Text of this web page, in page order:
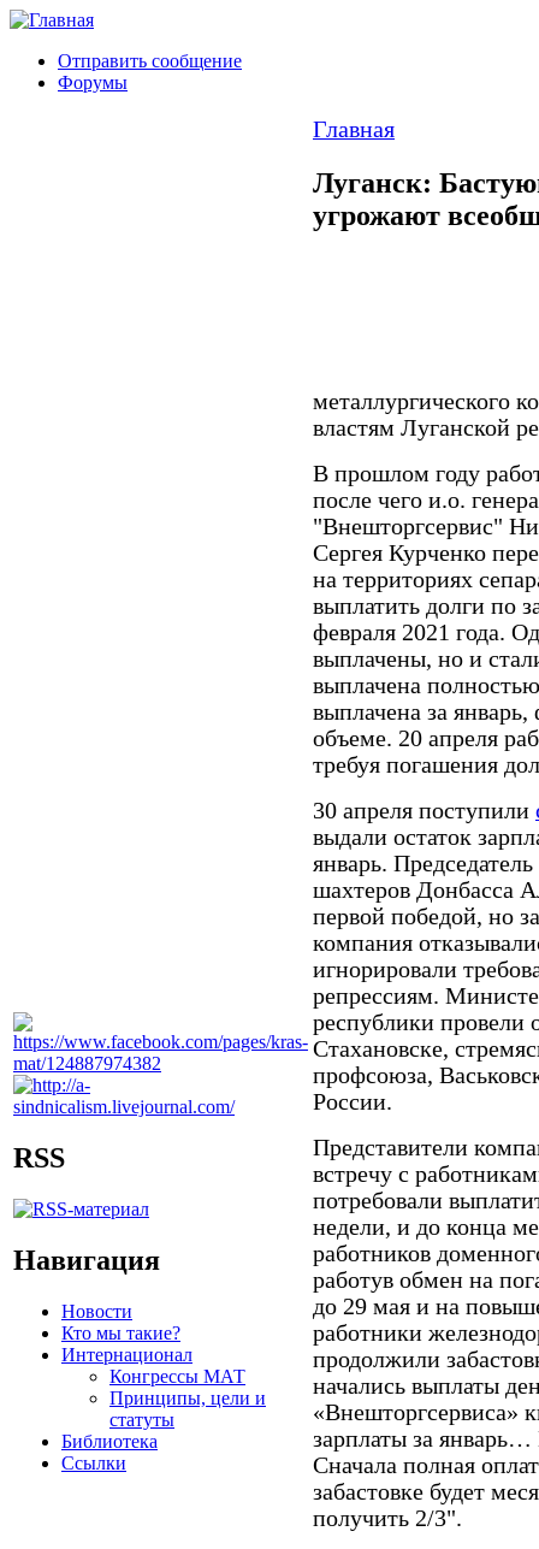
Отправить сообщение
Форумы
RSS
Навигация
Новости
Кто мы такие?
Интернационал
Конгрессы МАТ
Принципы, цели и
статуты
Библиотека
Ссылки
Главная
Луганск:
угрожают
металлургического
властям Луганской
В прошлом году
после чего и.о.
"Внешторгсервис"
Сергея Курченко
на территориях
выплатить долги по
февраля 2021 года.
выплачены, но и
выплачена
выплачена за
объеме. 20 апреля
требуя погашения
30 апреля поступили
выдали остаток
январь.
шахтеров Донбасса
первой победой, но
компания
игнорировали
репрессиям.
республики провели
Стахановске,
профсоюза,
России.
Представители
встречу с
потребовали
недели, и до конца
работников
работув обмен на
до 29 мая и на
работники
продолжили
начались выплаты
«Внешторгсервиса»
зарплаты за
Сначала полная
забастовке будет
получить 2/3".